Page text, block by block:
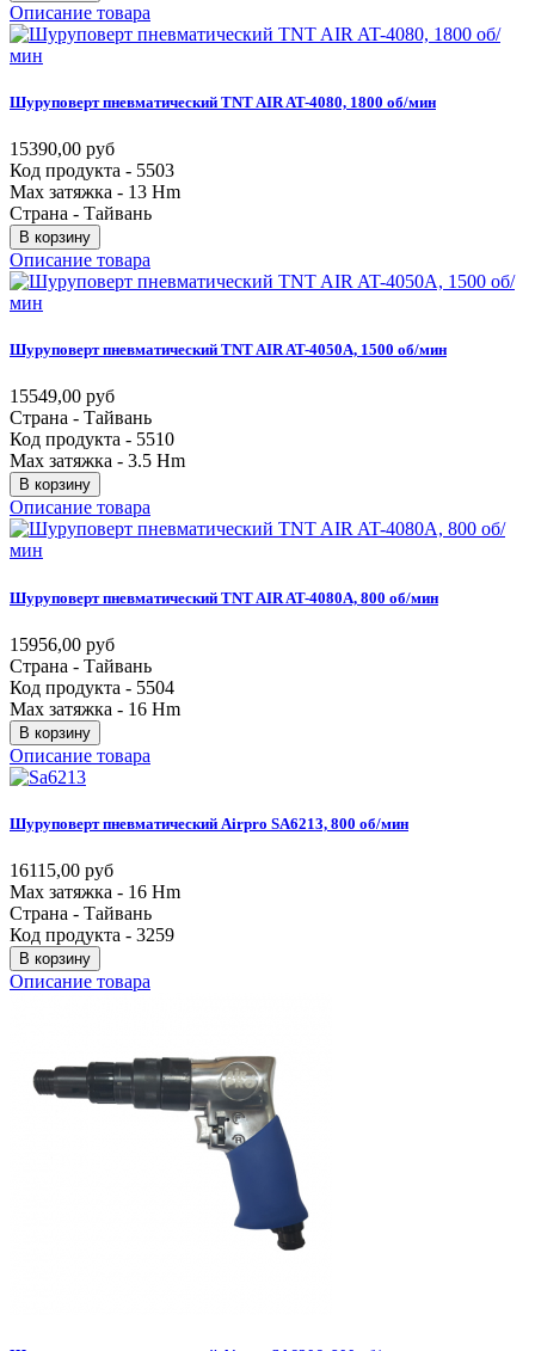
Описание товара
Шуруповерт пневматический TNT AIR AT-4080, 1800 об/мин
15390,00 руб
Код продукта - 5503
Max затяжка - 13 Hm
Страна - Тайвань
В корзину
Описание товара
Шуруповерт пневматический TNTAIRAT-4050A, 1500 об/мин
15549,00 руб
Страна - Тайвань
Код продукта - 5510
Max затяжка - 3.5 Hm
В корзину
Описание товара
Шуруповерт пневматический TNT AIR AT-4080A, 800 об/мин
15956,00 руб
Страна - Тайвань
Код продукта - 5504
Max затяжка - 16 Hm
В корзину
Описание товара
Шуруповерт пневматический Airpro SA6213, 800 об/мин
16115,00 руб
Max затяжка - 16 Hm
Страна - Тайвань
Код продукта - 3259
В корзину
Описание товара